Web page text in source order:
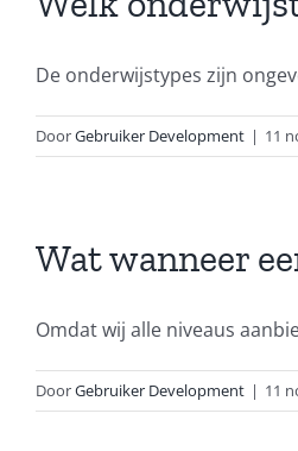
De onderwijstypes zijn
DoorGebruiker Development | 11
Wat wanneer
Omdat wij alle niveaus
DoorGebruiker Development | 11